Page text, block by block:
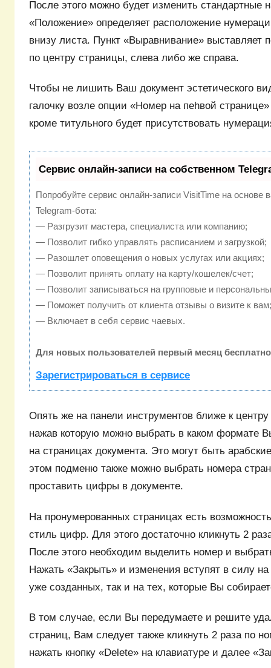
После этого можно будет изменить стандартные
«Положение» определяет расположение
внизу листа. Пункт «Выравнивание» выставляет
по центру страницы, слева либо же справа.
Чтобы не лишить Ваш документ эстетического
галочку возле опции «Номер на пеhвой
кроме титульного будет присутствовать
Сервис онлайн-записи на собственном
Попробуйте сервис онлайн-записи VisitTime на основе
Telegram-бота:
— Разгрузит мастера, специалиста или компанию;
— Позволит гибко управлять расписанием и загрузкой;
— Разошлет оповещения о новых услугах или акциях;
— Позволит принять оплату на карту/кошелек/счет;
— Позволит записываться на групповые и
— Поможет получить от клиента отзывы о визите к вам;
— Включает в себя сервис чаевых.
Для новых пользователей первый месяц
Зарегистрироваться в сервисе
Опять же на панели инструментов ближе к
нажав которую можно выбрать в каком формате
на страницах документа. Это могут быть
этом подменю также можно выбрать номера
проставить цифры в документе.
На пронумерованных страницах есть
стиль цифр. Для этого достаточно кликнуть 2
После этого необходим выделить номер и
Нажать «Закрыть» и изменения вступят в силу на
уже созданных, так и на тех, которые Вы
В том случае, если Вы передумаете и решите
страниц, Вам следует также кликнуть 2 раза по
нажать кнопку «Delete» на клавиатуре и далее